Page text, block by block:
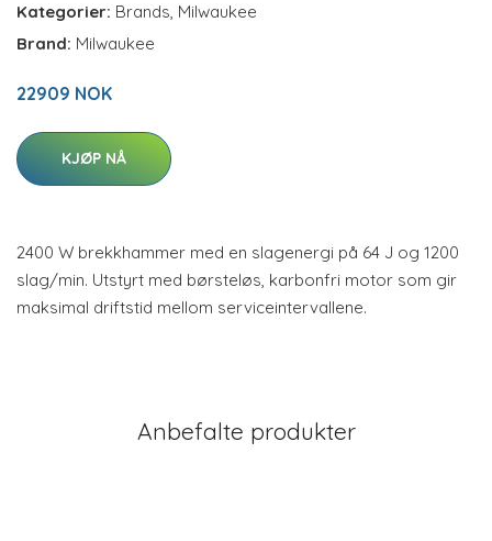
Kategorier: Brands, Milwaukee
Brand: Milwaukee
22909 NOK
KJØP NÅ
2400 W brekkhammer med en slagenergi på 64 J og 1200
slag/min. Utstyrt med børsteløs, karbonfri motor som gir
maksimal driftstid mellom serviceintervallene.
Anbefalte produkter